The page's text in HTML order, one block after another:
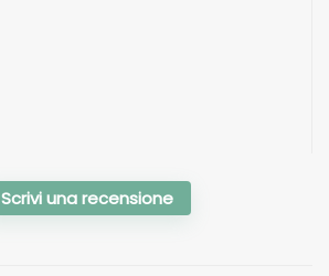
Scrivi una recensione